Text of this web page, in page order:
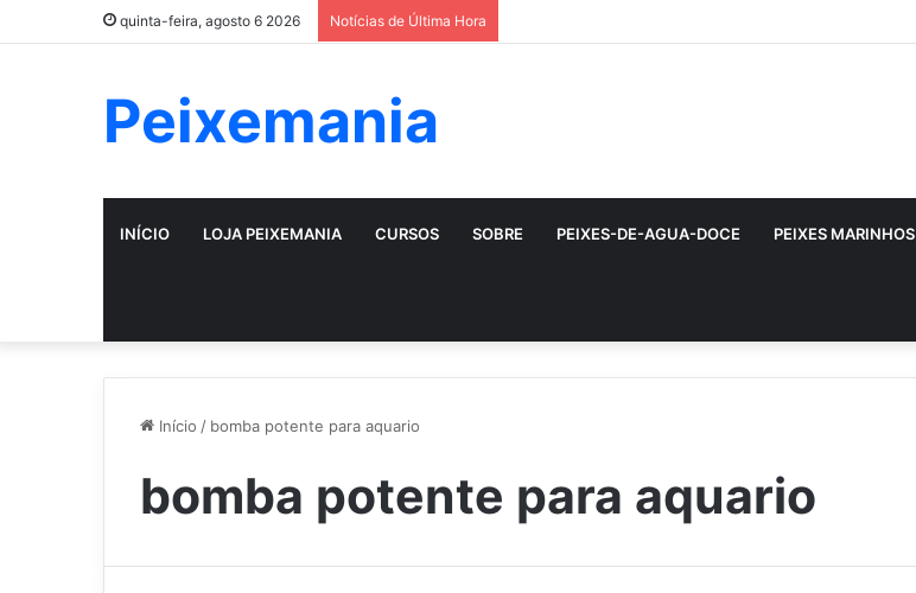
quinta-feira, agosto 6 2026 Notícias de Última Hora
Peixemania
INÍCIO LOJA PEIXEMANIA CURSOS SOBRE PEIXES-DE-AGUA-DOCE PEIXES MARINHOS
Início / bomba potente para aquario
bomba potente para aquario